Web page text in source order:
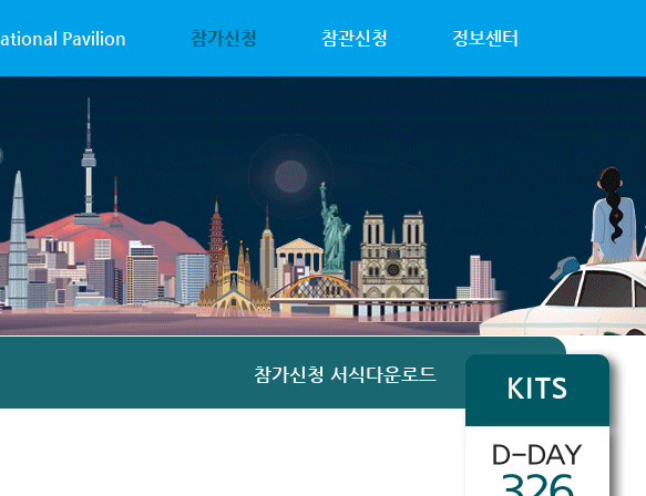
KITS
D-DAY
Pavilion 참가신청 참관신청 정보센터
참가신청 서식다운로드